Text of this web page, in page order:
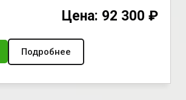
Цена: 92 300 ₽
Подробнее